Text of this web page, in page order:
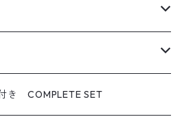
き COMPLETE SET
き COMPLETE SET
き COMPLETE SET
き COMPLETE SET